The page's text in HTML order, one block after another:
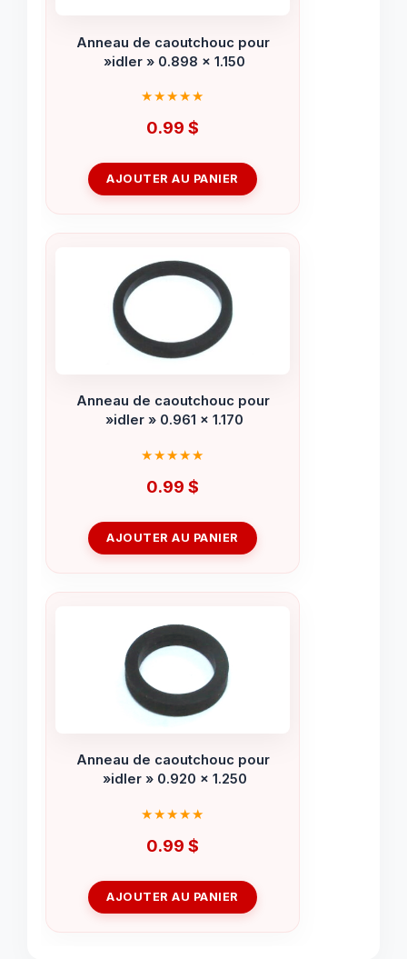
Anneau de caoutchouc pour
»idler » 0.898 x 1.150
0.99 $
AJOUTER AU PANIER
Anneau de caoutchouc pour
»idler » 0.961 x 1.170
0.99 $
AJOUTER AU PANIER
Anneau de caoutchouc pour
»idler » 0.920 x 1.250
0.99 $
AJOUTER AU PANIER